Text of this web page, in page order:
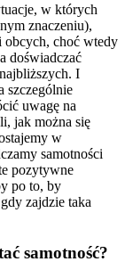
w których
znaczeniu),
obcych, choć wtedy
doświadczać
I
szczególnie
uwagę na
jak można się
w
samotności
pozytywne
po to, by
zajdzie taka
samotność?